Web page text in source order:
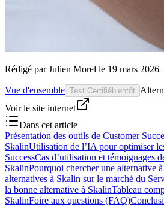
Rédigé par Julien Morel le 19 mars 2026
Vue d'ensemble Test Certifiébientôt
Voir le site internet
Dans cet article
Présentation des outils de Customer
SkalinUtilisation de l’IA pour optimiser
SuccessCas d’utilisation et témoignages
SkalinPourquoi chercher une alternative
alternatives à Skalin sur le marché du
la bonne alternative à SkalinTableau
SkalinFoire aux questions (FAQ)